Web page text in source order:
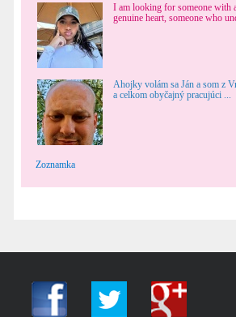
I am looking for someone with
genuine heart, someone who
Ahojky volám sa Ján a som z
a celkom obyčajný pracujúci ...
Zoznamka